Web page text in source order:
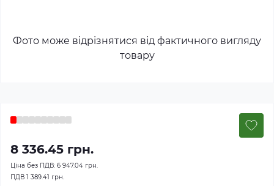
Фото може відрізнятися від фактичного вигляду
товару
8 336.45 грн.
Ціна без ПДВ: 6 947.04 грн.
ПДВ 1 389.41 грн.